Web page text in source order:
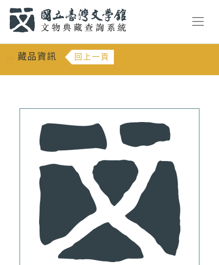
::: 藏品資訊 回上一頁